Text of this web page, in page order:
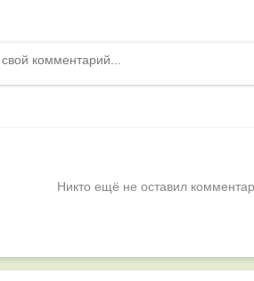
Никто ещё не оставил